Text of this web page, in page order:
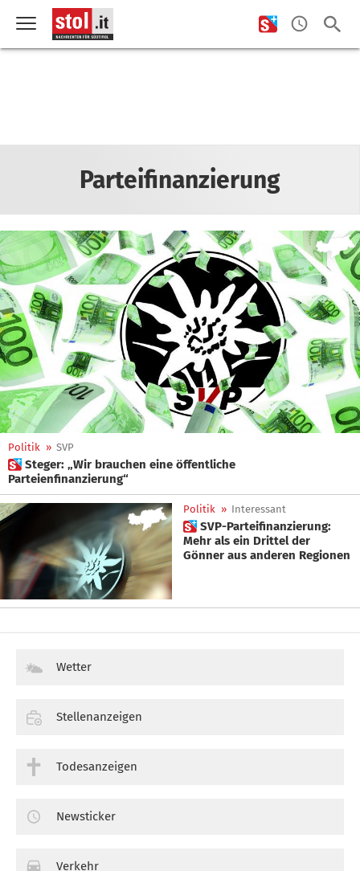
Parteifinanzierung
Politik » SVP
 Steger: „Wir brauchen eine öffentliche
Parteienfinanzierung“
Politik » Interessant
 SVP-Parteifinanzierung:
Mehr als ein Drittel der
Gönner aus anderen Regionen
Wetter
Stellenanzeigen
Todesanzeigen
Newsticker
Verkehr